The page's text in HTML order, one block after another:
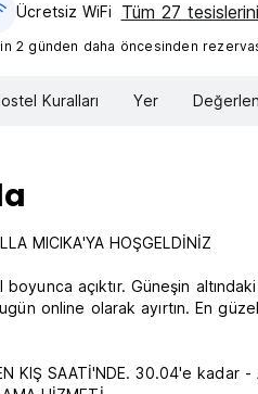
Ücretsiz WiFi Tüm 27
2 günden daha öncesinden
Kuralları Yer
MICIKA'YA HOŞGELDİNİZ
boyunca açıktır. Güneşin
online olarak ayırtın. En
KIŞ SAATİ'NDE. 30.04'e kadar -